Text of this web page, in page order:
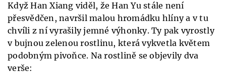
Když Han Xiang viděl, že Han Yu stále není
přesvědčen, navršil malou hromádku hlíny a v tu
chvíli z ní vyrašily jemné výhonky. Ty pak vyrostly
v bujnou zelenou rostlinu, která vykvetla květem
podobným pivoňce. Na rostlině se objevily dva
verše: